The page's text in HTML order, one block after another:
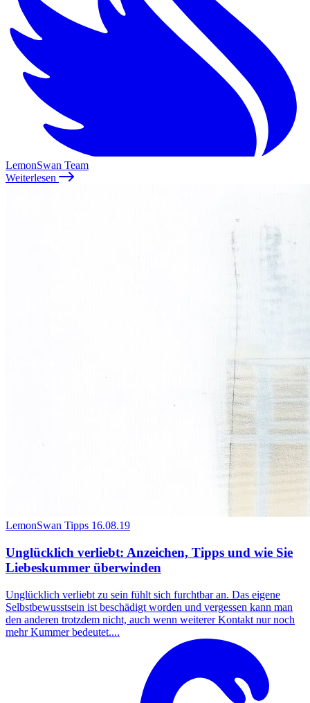
LemonSwan Team
Weiterlesen
LemonSwan Tipps 16.08.19
Unglücklich verliebt: Anzeichen, Tipps und wie Sie
Liebeskummer überwinden
Unglücklich verliebt zu sein fühlt sich furchtbar an. Das eigene
Selbstbewusstsein ist beschädigt worden und vergessen kann man
den anderen trotzdem nicht, auch wenn weiterer Kontakt nur noch
mehr Kummer bedeutet....